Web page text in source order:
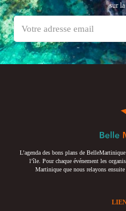
sur
L’agenda des bons plans de
l’île. Pour chaque événement les
Martinique que nous relayons